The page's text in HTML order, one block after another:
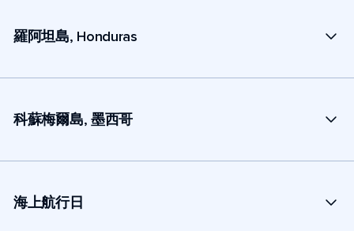
羅阿坦島, Honduras
科蘇梅爾島, 墨西哥
海上航行日